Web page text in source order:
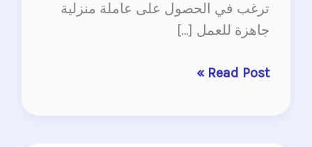
ترغب في الحصول على عاملة منزلية
جاهزة للعمل […]
Read Post »